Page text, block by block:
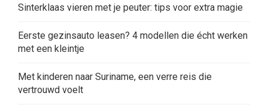
Sinterklaas vieren met je peuter: tips voor extra magie
Eerste gezinsauto leasen? 4 modellen die écht werken
met een kleintje
Met kinderen naar Suriname, een verre reis die
vertrouwd voelt